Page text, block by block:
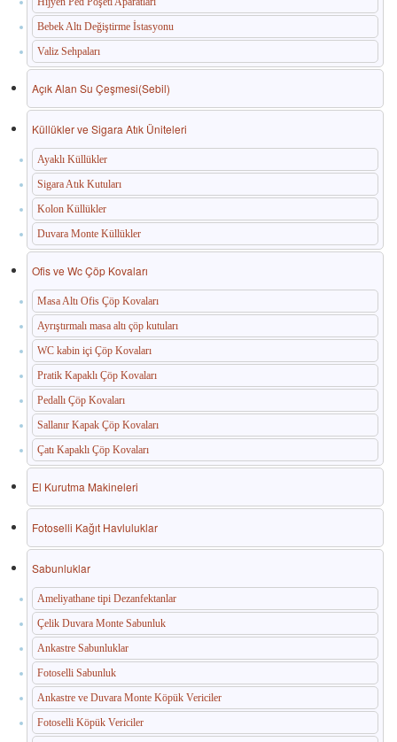
Bebek Altı Değiştirme İstasyonu
Valiz Sehpaları
Açık Alan Su Çeşmesi(Sebil)
Küllükler ve Sigara Atık Üniteleri
Ayaklı Küllükler
Sigara Atık Kutuları
Kolon Küllükler
Duvara Monte Küllükler
Ofis ve Wc Çöp Kovaları
Masa Altı Ofis Çöp Kovaları
Ayrıştırmalı masa altı çöp kutuları
WC kabin içi Çöp Kovaları
Pratik Kapaklı Çöp Kovaları
Pedallı Çöp Kovaları
Sallanır Kapak Çöp Kovaları
Çatı Kapaklı Çöp Kovaları
El Kurutma Makineleri
Fotoselli Kağıt Havluluklar
Sabunluklar
Ameliyathane tipi Dezanfektanlar
Çelik Duvara Monte Sabunluk
Ankastre Sabunluklar
Fotoselli Sabunluk
Ankastre ve Duvara Monte Köpük Vericiler
Fotoselli Köpük Vericiler